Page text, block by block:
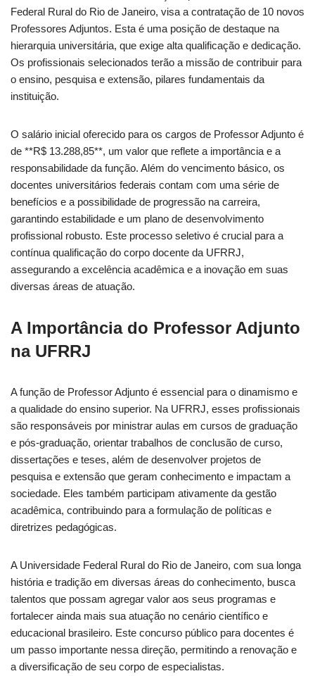
Federal Rural do Rio de Janeiro, visa a contratação de 10 novos
Professores Adjuntos. Esta é uma posição de destaque na
hierarquia universitária, que exige alta qualificação e dedicação.
Os profissionais selecionados terão a missão de contribuir para
o ensino, pesquisa e extensão, pilares fundamentais da
instituição.
O salário inicial oferecido para os cargos de Professor Adjunto é
de **R$ 13.288,85**, um valor que reflete a importância e a
responsabilidade da função. Além do vencimento básico, os
docentes universitários federais contam com uma série de
benefícios e a possibilidade de progressão na carreira,
garantindo estabilidade e um plano de desenvolvimento
profissional robusto. Este processo seletivo é crucial para a
contínua qualificação do corpo docente da UFRRJ,
assegurando a excelência acadêmica e a inovação em suas
diversas áreas de atuação.
A Importância do Professor Adjunto
na UFRRJ
A função de Professor Adjunto é essencial para o dinamismo e
a qualidade do ensino superior. Na UFRRJ, esses profissionais
são responsáveis por ministrar aulas em cursos de graduação
e pós-graduação, orientar trabalhos de conclusão de curso,
dissertações e teses, além de desenvolver projetos de
pesquisa e extensão que geram conhecimento e impactam a
sociedade. Eles também participam ativamente da gestão
acadêmica, contribuindo para a formulação de políticas e
diretrizes pedagógicas.
A Universidade Federal Rural do Rio de Janeiro, com sua longa
história e tradição em diversas áreas do conhecimento, busca
talentos que possam agregar valor aos seus programas e
fortalecer ainda mais sua atuação no cenário científico e
educacional brasileiro. Este concurso público para docentes é
um passo importante nessa direção, permitindo a renovação e
a diversificação de seu corpo de especialistas.